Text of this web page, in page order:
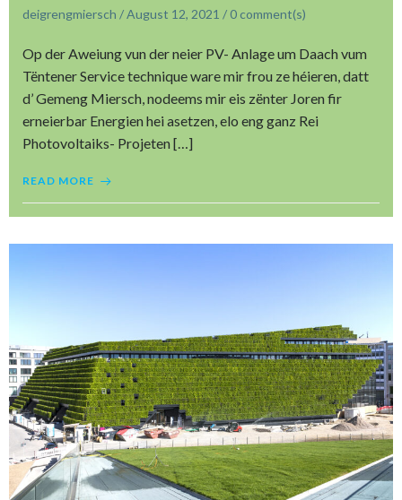
deigrengmiersch /August 12, 2021 / 0 comment(s)
Op der Aweiung vun der neier PV- Anlage um Daach vum
Tëntener Service technique ware mir frou ze héieren, datt
d’ Gemeng Miersch, nodeems mir eis zënter Joren fir
erneierbar Energien hei asetzen, elo eng ganz Rei
Photovoltaiks- Projeten […]
READ MORE